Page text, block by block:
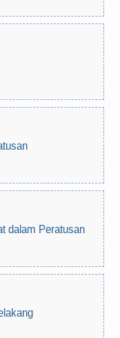
dalam Peratusan